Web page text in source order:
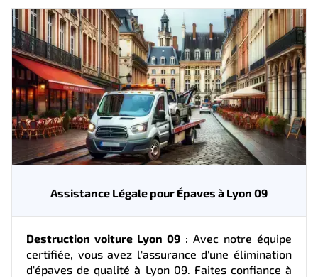
Assistance Légale pour Épaves à Lyon 09
Destruction voiture Lyon 09 : Avec notre équipe
certifiée, vous avez l'assurance d'une élimination
d'épaves de qualité à Lyon 09. Faites confiance à